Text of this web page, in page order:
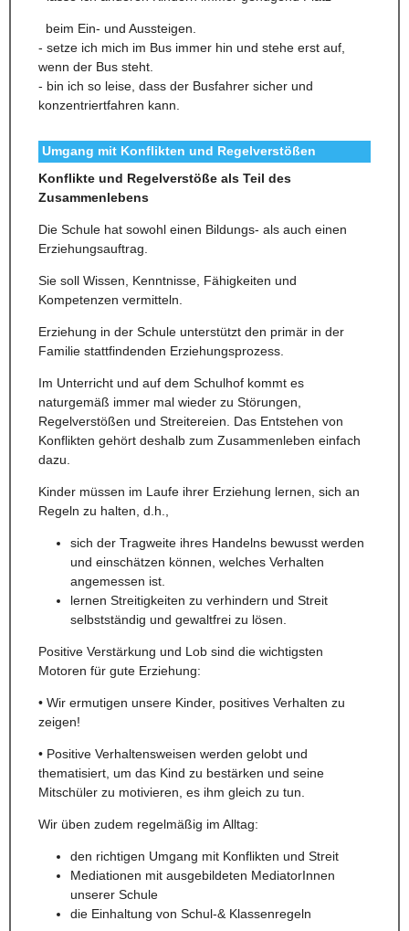
beim Ein- und Aussteigen.
- setze ich mich im Bus immer hin und stehe erst auf,
wenn der Bus steht.
- bin ich so leise, dass der Busfahrer sicher und
konzentriertfahren kann.
Umgang mit Konflikten und Regelverstößen
Konflikte und Regelverstöße als Teil des
Zusammenlebens
Die Schule hat sowohl einen Bildungs- als auch einen
Erziehungsauftrag.
Sie soll Wissen, Kenntnisse, Fähigkeiten und
Kompetenzen vermitteln.
Erziehung in der Schule unterstützt den primär in der
Familie stattfindenden Erziehungsprozess.
Im Unterricht und auf dem Schulhof kommt es
naturgemäß immer mal wieder zu Störungen,
Regelverstößen und Streitereien. Das Entstehen von
Konflikten gehört deshalb zum Zusammenleben einfach
dazu.
Kinder müssen im Laufe ihrer Erziehung lernen, sich an
Regeln zu halten, d.h.,
sich der Tragweite ihres Handelns bewusst werden
und einschätzen können, welches Verhalten
angemessen ist.
lernen Streitigkeiten zu verhindern und Streit
selbstständig und gewaltfrei zu lösen.
Positive Verstärkung und Lob sind die wichtigsten
Motoren für gute Erziehung:
• Wir ermutigen unsere Kinder, positives Verhalten zu
zeigen!
• Positive Verhaltensweisen werden gelobt und
thematisiert, um das Kind zu bestärken und seine
Mitschüler zu motivieren, es ihm gleich zu tun.
Wir üben zudem regelmäßig im Alltag:
den richtigen Umgang mit Konflikten und Streit
Mediationen mit ausgebildeten MediatorInnen
unserer Schule
die Einhaltung von Schul-& Klassenregeln